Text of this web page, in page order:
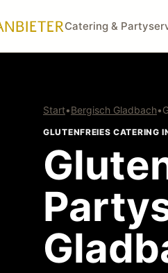
Catering &
Start•Bergisch Gladbach•
GLUTENFREIES CATERING